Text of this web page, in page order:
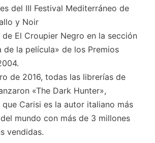
del III Festival Mediterráneo de
y Noir
de El Croupier Negro en la sección
de la película» de los Premios
de 2016, todas las librerías de
«The Dark Hunter»,
que Carisi es la autor italiano más
mundo con más de 3 millones
vendidas.